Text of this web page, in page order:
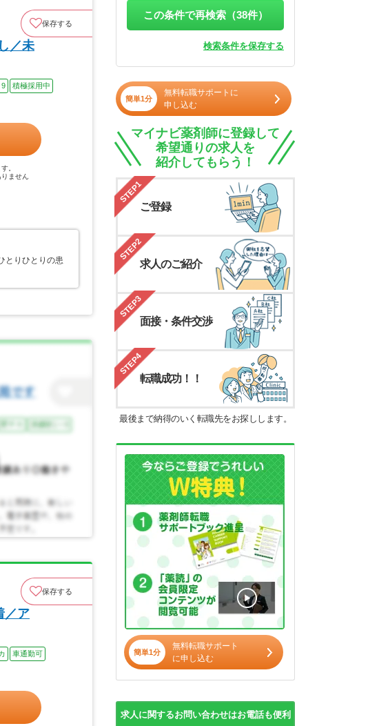
保存する
／未
9
積極採用中
。
ません
とりひとりの患
保存する
／ア
車通勤可
この条件で再検索（38件）
検索条件を保存する
簡単1分
無料転職サポートに
申し込む
マイナビ薬剤師に登録して
希望通りの求人を
紹介してもらう！
STEP1
ご登録
STEP2
求人のご紹介
STEP3
面接・条件交渉
STEP4
転職成功！！
最後まで納得のいく転職先をお探しします。
簡単1分
無料転職サポート
に申し込む
求人に関するお問い合わせはお電話も便利